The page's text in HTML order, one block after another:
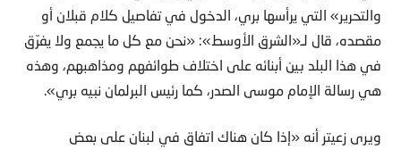
والتحرير» التي يرأسها بري، الدخول في تفاصيل كلام قبلان أو
مقصده، قال لـ«الشرق الأوسط»: «نحن مع كل ما يجمع ولا يفرّق
في هذا البلد بين أبنائه على اختلاف طوائفهم ومذاهبهم، وهذه
هي رسالة الإمام موسى الصدر، كما رئيس البرلمان نبيه بري».
ويرى زعيتر أنه «إذا كان هناك اتفاق في لبنان على بعض